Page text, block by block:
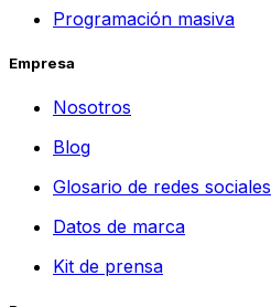
Programación masiva
Empresa
Nosotros
Blog
Glosario de redes sociales
Datos de marca
Kit de prensa